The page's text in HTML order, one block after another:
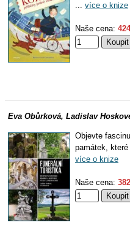
... více o knize
Naše cena:
Eva Obůrková, Ladislav
Objevte
památek,
více o knize
Naše cena: